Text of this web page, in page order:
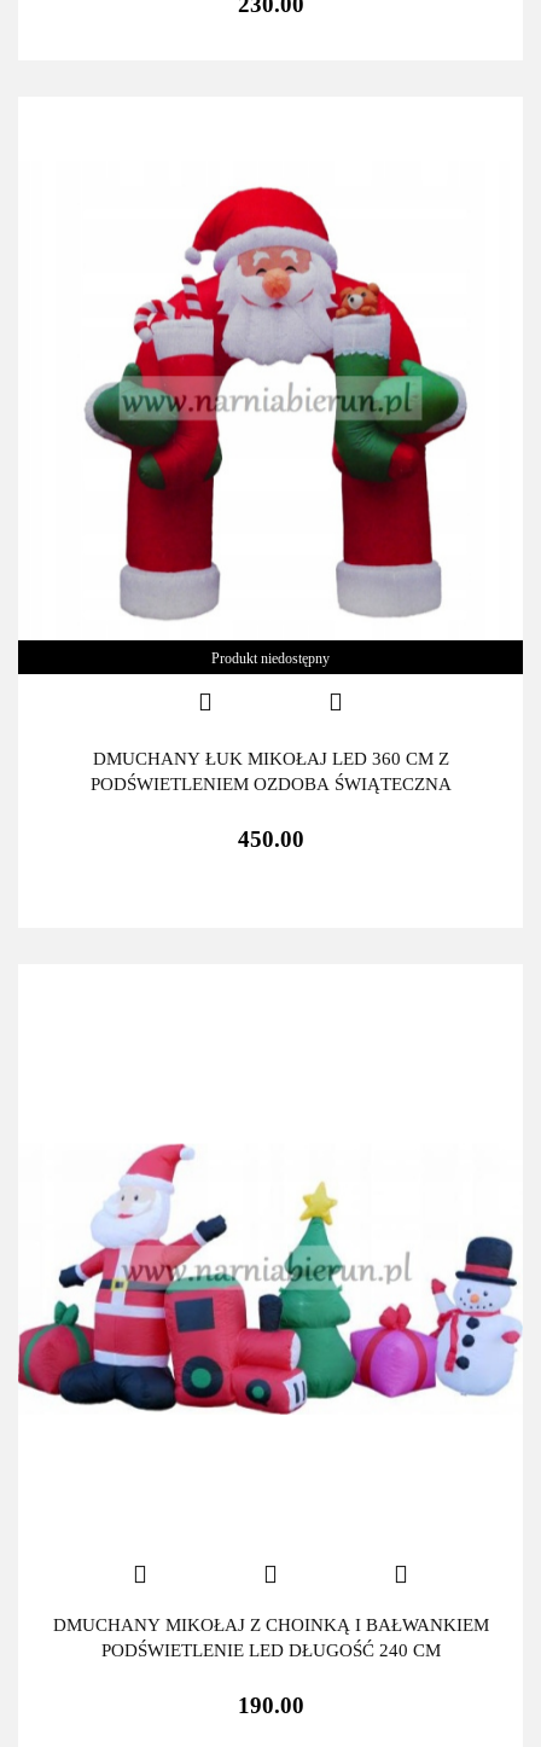
Produkt niedostępny
DMUCHANY ŁUK MIKOŁAJ LED 360 CM Z
PODŚWIETLENIEM OZDOBA ŚWIĄTECZNA
450.00
DMUCHANY MIKOŁAJ Z CHOINKĄ I BAŁWANKIEM
PODŚWIETLENIE LED DŁUGOŚĆ 240 CM
190.00